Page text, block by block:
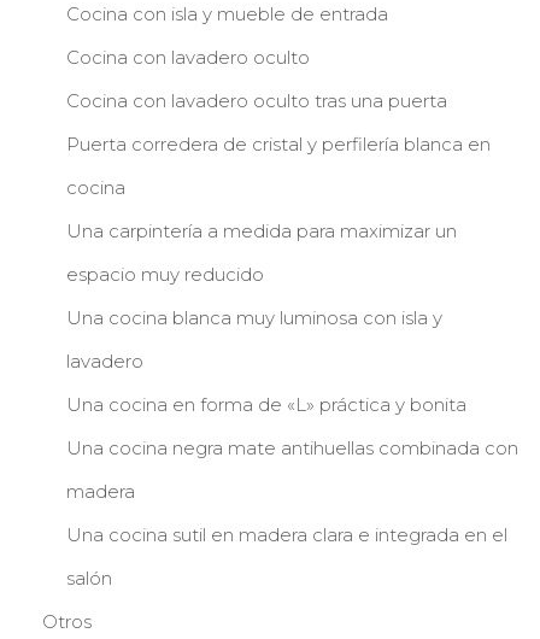
Cocina con isla y mueble de entrada
Cocina con lavadero oculto
Cocina con lavadero oculto tras una puerta
Puerta corredera de cristal y perfilería blanca en
cocina
Una carpintería a medida para maximizar un
espacio muy reducido
Una cocina blanca muy luminosa con isla y
lavadero
Una cocina en forma de «L» práctica y bonita
Una cocina negra mate antihuellas combinada con
madera
Una cocina sutil en madera clara e integrada en el
salón
Otros